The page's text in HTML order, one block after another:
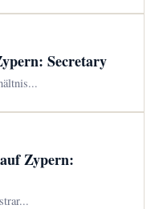
Secretary
Zypern: